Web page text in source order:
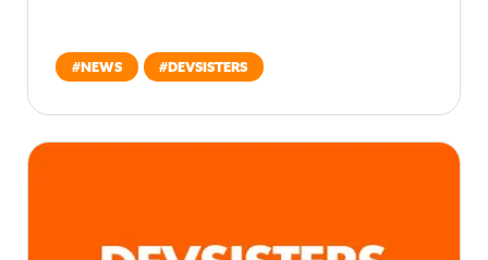
#NEWS #DEVSISTERS